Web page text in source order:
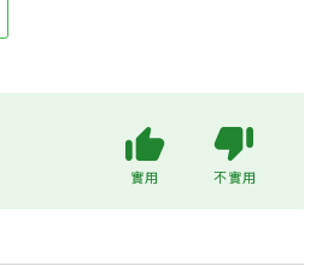
實用 不實用